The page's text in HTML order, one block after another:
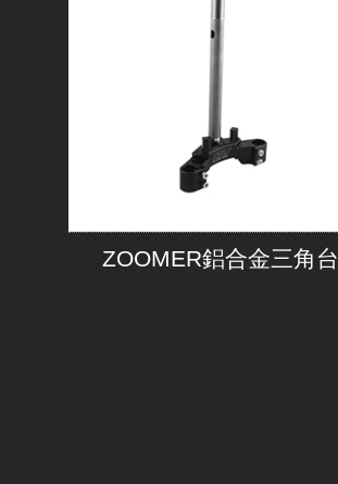
ZOOMER鋁合金三角台